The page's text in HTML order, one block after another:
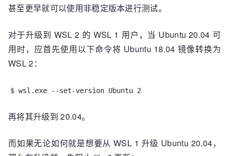
甚至更早就可以使用非稳定版本进行测试。
对于升级到 WSL 2 的 WSL 1 用户，当 Ubuntu 20.04 可
用时，应首先使用以下命令将 Ubuntu 18.04 镜像转换为
WSL 2：
$ wsl.exe --set-version Ubuntu 2
再将其升级到 20.04。
而如果无论如何就是想要从 WSL 1 升级 Ubuntu 20.04，